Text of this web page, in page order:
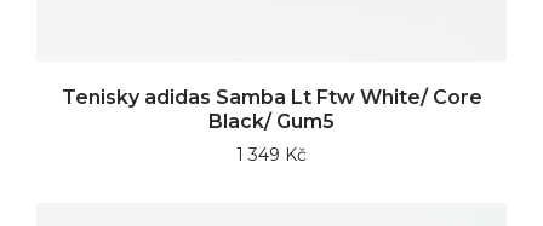
Tenisky adidas Samba Lt Ftw White/ Core
Black/ Gum5
1 349 Kč